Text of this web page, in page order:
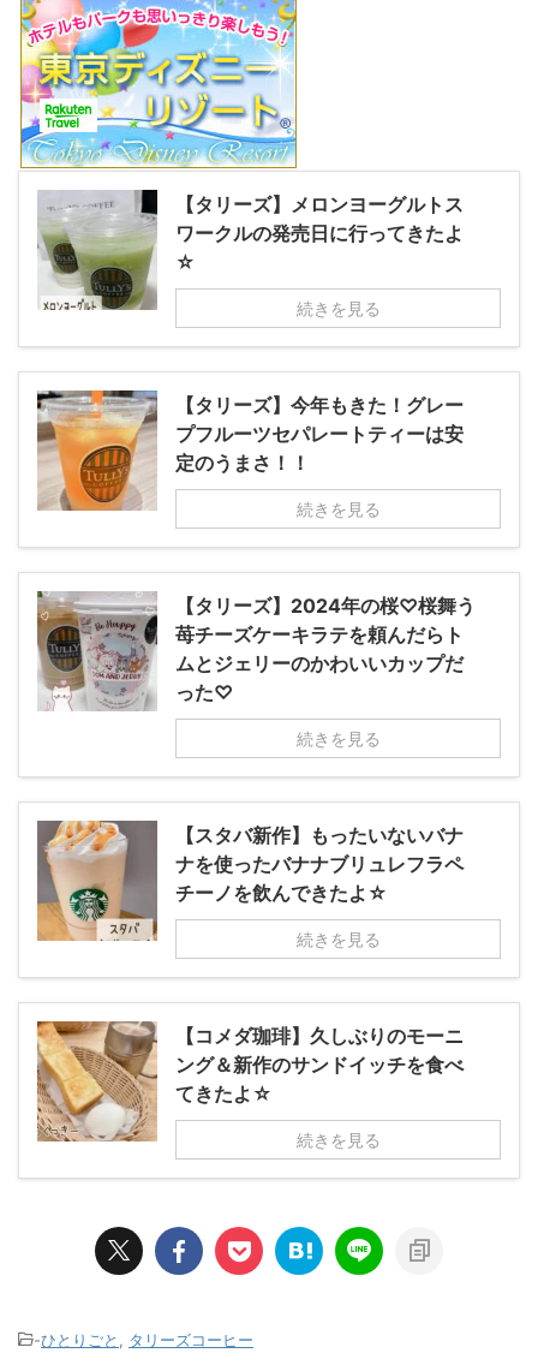
【タリーズ】メロンヨーグルトス
ワークルの発売日に行ってきたよ
☆
続きを見る
【タリーズ】今年もきた！グレー
プフルーツセパレートティーは安
定のうまさ！！
続きを見る
【タリーズ】2024年の桜♡桜舞う
苺チーズケーキラテを頼んだらト
ムとジェリーのかわいいカップだ
った♡
続きを見る
【スタバ新作】もったいないバナ
ナを使ったバナナブリュレフラペ
チーノを飲んできたよ☆
続きを見る
【コメダ珈琲】久しぶりのモーニ
ング＆新作のサンドイッチを食べ
てきたよ☆
続きを見る
-ひとりごと , タリーズコーヒー